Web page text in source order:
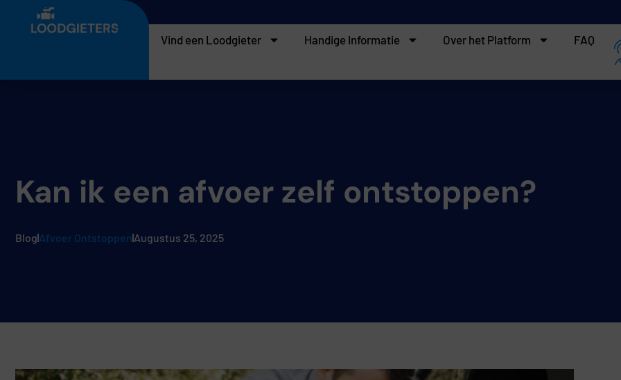
Vind een Loodgieter Handige Informatie Over het Platform FAQ
Kan ik een afvoer zelf ontstoppen?
Blog Afvoer Ontstoppen Augustus 25, 2025